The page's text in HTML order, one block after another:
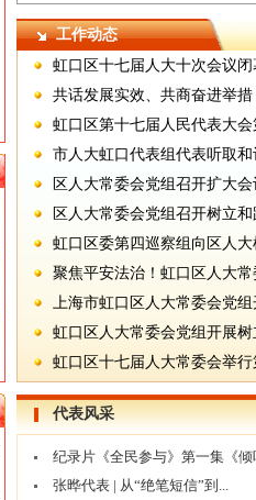
工作动态
虹口区十七届人大十次会议
共话发展实效、共商奋进举
虹口区第十七届人民代表大
市人大虹口代表组代表听取
区人大常委会党组召开扩大
区人大常委会党组召开树立
虹口区委第四巡察组向区人
聚焦平安法治！虹口区人大
上海市虹口区人大常委会党
虹口区人大常委会党组开展
虹口区十七届人大常委会举
代表风采
纪录片《全民参与》第一集《倾
张晔代表 | 从“绝笔短信”到...